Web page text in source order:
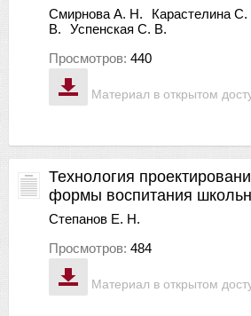
Материал в открытом
Смирнова А. Н. Карастелина С.
В.
Успенская С. В.
Просмотров: 440
Материал в открытом
Технология
формы воспитания
Степанов Е. Н.
Просмотров: 484